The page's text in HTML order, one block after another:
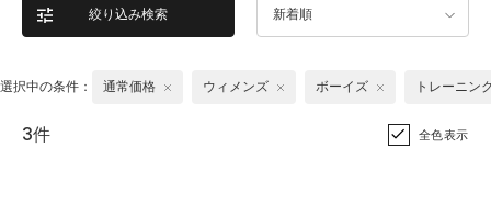
絞り込み検索 新着順
選択中の条件： 通常価格 ウィメンズ ボーイズ トレーニン
3件 全色表示